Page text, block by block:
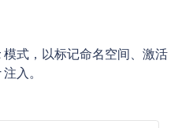
式，以标记命名空间、激活
入。